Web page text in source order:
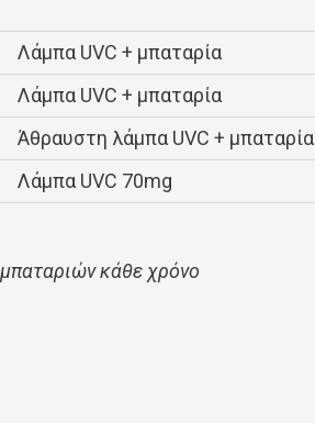
Λάμπα UVC + μπαταρία
Λάμπα UVC + μπαταρία
Άθραυστη λάμπα UVC + μπαταρία
Λάμπα UVC 70mg
κάθε χρόνο